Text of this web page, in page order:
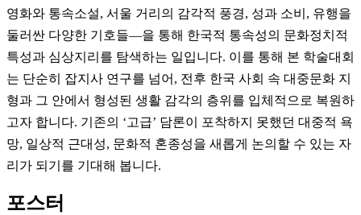
영화와 통속소설, 서울 거리의 감각적 풍경, 성과 소비, 유행을
둘러싼 다양한 기호들—을 통해 한국적 통속성의 문화정치적
특성과 심상지리를 탐색하는 일입니다. 이를 통해 본 학술대회
는 단순히 잡지사 연구를 넘어, 전후 한국 사회 속 대중문화 지
형과 그 안에서 형성된 생활 감각의 층위를 입체적으로 복원하
고자 합니다. 기존의 ‘고급’ 담론이 포착하지 못했던 대중적 욕
망, 일상적 근대성, 문화적 혼종성을 새롭게 논의할 수 있는 자
리가 되기를 기대해 봅니다.
포스터